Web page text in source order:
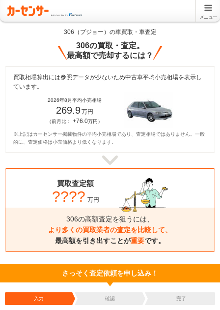
メニュー
306（プジョー）の車買取・車査定
306の買取・査定。
最高額で売却するには？
買取相場算出には参照データが少ないため中古車平均小売相場を表示し
ています。
2026年8月平均小売相場
269.9万円
（前月比： +76.0万円）
※上記はカーセンサー掲載物件の平均小売相場であり、査定相場ではありません。一般
的に、査定価格は小売価格より低くなります。
買取査定額
???? 万円
306の高額査定を狙うには、
より多くの買取業者の査定を比較して、
最高額を引き出すことが重要です。
さっそく査定依頼を申し込み！
入力 確認 完了